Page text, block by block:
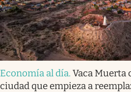
Economía al día. Vaca Muerta
ciudad que empieza a